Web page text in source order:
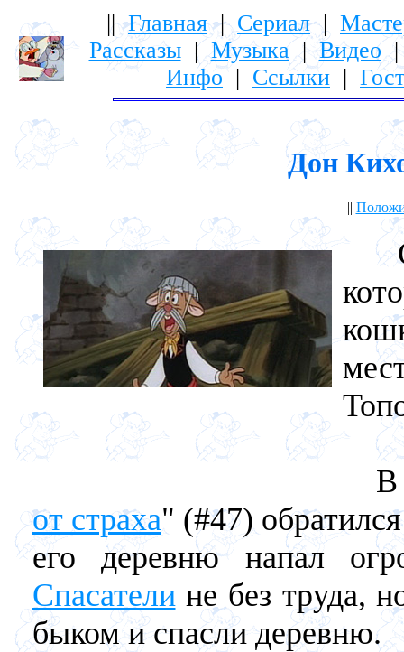
||Главная| Сериал|
Рассказы|Музыка|Видео
Инфо| Ссылки |
Дон
||
В
от страха" (#47)
его деревню напал
Спасателине без труда,
быком и спасли деревню.